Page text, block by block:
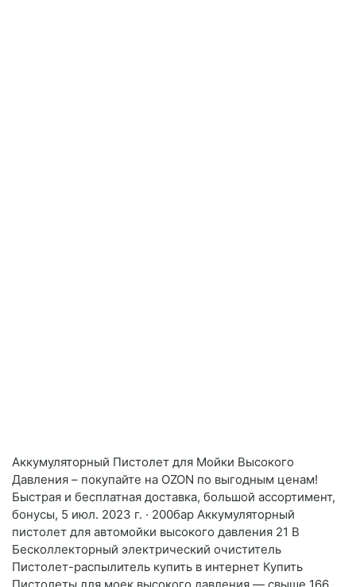
Аккумуляторный Пистолет для Мойки Высокого
Давления – покупайте на OZON по выгодным ценам!
Быстрая и бесплатная доставка, большой ассортимент,
бонусы, 5 июл. 2023 г. · 200бар Аккумуляторный
пистолет для автомойки высокого давления 21 В
Бесколлекторный электрический очиститель
Пистолет-распылитель купить в интернет Купить